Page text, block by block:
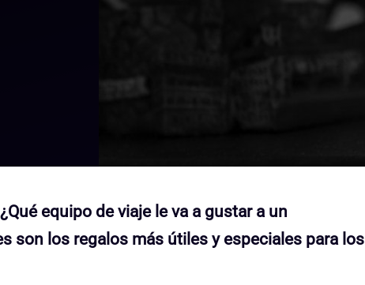
equipo de viaje le va a gustar a un
son los regalos más útiles y especiales para los